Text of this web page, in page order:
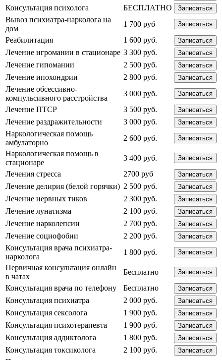
Консультация психолога БЕСПЛАТНО Записаться
Вывоз психиатра-нарколога на
дом
1 700 руб Записаться
Реабилитация 1 600 руб. Записаться
Лечение игромании в стационаре 3 300 руб. Записаться
Лечение гипомании 2 500 руб. Записаться
Лечение ипохондрии 2 800 руб. Записаться
Лечение обсессивно-
компульсивного расстройства
3 000 руб. Записаться
Лечение ПТСР 3 500 руб. Записаться
Лечение раздражительности 3 000 руб. Записаться
Наркологическая помощь
амбулаторно
2 600 руб. Записаться
Наркологическая помощь в
стационаре
3 400 руб. Записаться
Лечения стресса 2700 руб Записаться
Лечение делирия (белой горячки) 2 500 руб. Записаться
Лечение нервных тиков 2 300 руб. Записаться
Лечение лунатизма 2 100 руб. Записаться
Лечение нарколепсии 2 700 руб. Записаться
Лечение социофобии 2 200 руб. Записаться
Консультация врача психиатра-
нарколога
1 800 руб. Записаться
Первичная консультация онлайн
в чатах
Бесплатно Записаться
Консультация врача по телефону Бесплатно Записаться
Консультация психиатра 2 000 руб. Записаться
Консультация сексолога 1 900 руб. Записаться
Консультация психотерапевта 1 900 руб. Записаться
Консультация аддиктолога 1 800 руб. Записаться
Консультация токсиколога 2 100 руб. Записаться